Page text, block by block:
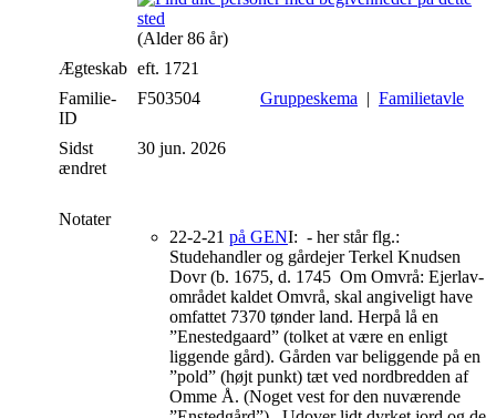
(Alder 86 år)
Ægteskab eft. 1721
Familie-
ID
F503504 Gruppeskema | Familietavle
Sidst
ændret
30 jun. 2026
Notater
22-2-21 på GENI: - her står flg.:
Studehandler og gårdejer Terkel Knudsen
Dovr (b. 1675, d. 1745 Om Omvrå: Ejerlav-
området kaldet Omvrå, skal angiveligt have
omfattet 7370 tønder land. Herpå lå en
”Enestedgaard” (tolket at være en enligt
liggende gård). Gården var beliggende på en
”pold” (højt punkt) tæt ved nordbredden af
Omme Å. (Noget vest for den nuværende